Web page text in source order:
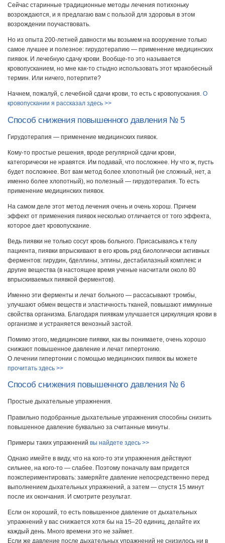
Сейчас старинные традиционные методы лечения потихоньку
возрождаются, и я предлагаю вам с пользой для здоровья в этом
возрождении поучаствовать.
Но из опыта 200-летней давности мы возьмем на вооружение только
самое лучшее и полезное: гирудотерапию — применение медицинских
пиявок. И лечебную сдачу крови. Вообще-то это называется
кровопусканием, но мне как-то стыдно использовать этот мракобесный
термин. Или ничего, потерпите?
Начнем, пожалуй, с лечебной сдачи крови, то есть с кровопускания. О
кровопускании я рассказал здесь >>
Способ снижения повышенного давления № 5
Гирудотерапия — применение медицинских пиявок.
Кому-то простые решения, вроде регулярной сдачи крови,
категорически не нравятся. Им подавай, что посложнее. Ну что ж, пусть
будет посложнее. Вот вам метод более хлопотный (не сложный, нет, а
именно более хлопотный), но полезный — гирудотерапия. То есть
применение медицинских пиявок.
На самом деле этот метод лечения очень и очень хорош. Причем
эффект от применения пиявок несколько отличается от того эффекта,
которое дает кровопускание.
Ведь пиявки не только сосут кровь больного. Присасываясь к телу
пациента, пиявки впрыскивают в его кровь ряд биологически активных
ферментов: гирудин, бделлины, элгины, дестабилазный комплекс и
другие вещества (в настоящее время ученые насчитали около 80
впрыскиваемых пиявкой ферментов).
Именно эти ферменты и лечат больного — рассасывают тромбы,
улучшают обмен веществ и эластичность тканей, повышают иммунные
свойства организма. Благодаря пиявкам улучшается циркуляция крови в
организме и устраняется венозный застой.
Помимо этого, медицинские пиявки, как вы понимаете, очень хорошо
снижают повышенное давление и лечат гипертонию.
О лечении гипертонии с помощью медицинских пиявок вы можете
прочитать здесь >>
Способ снижения повышенного давления № 6
Простые дыхательные упражнения.
Правильно подобранные дыхательные упражнения способны снизить
повышенное давление буквально за считанные минуты.
Примеры таких упражнений вы найдете здесь >>
Однако имейте в виду, что на кого-то эти упражнения действуют
сильнее, на кого-то — слабее. Поэтому поначалу вам придется
поэкспериментировать: замеряйте давление непосредственно перед
выполнением дыхательных упражнений, а затем — спустя 15 минут
после их окончания. И смотрите результат.
Если он хороший, то есть повышенное давление от дыхательных
упражнений у вас снижается хотя бы на 15–20 единиц, делайте их
каждый день. Много времени это не займет.
Если же давление после дыхательных упражнений не снизилось ни в